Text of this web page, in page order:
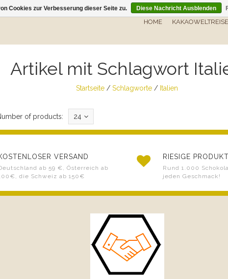
HOME KAKAOWELTREISE
Artikel mit Schlagwort
Startseite / Schlagworte / Italien
of products: 24
VERSAND
ab 59 €, Österreich ab
die Schweiz ab 150€
RIESIGE
Rund 1.000
jeden Geschmack!
Cookies zur Verbesserung dieser Seite zu. Diese Nachricht Ausblenden